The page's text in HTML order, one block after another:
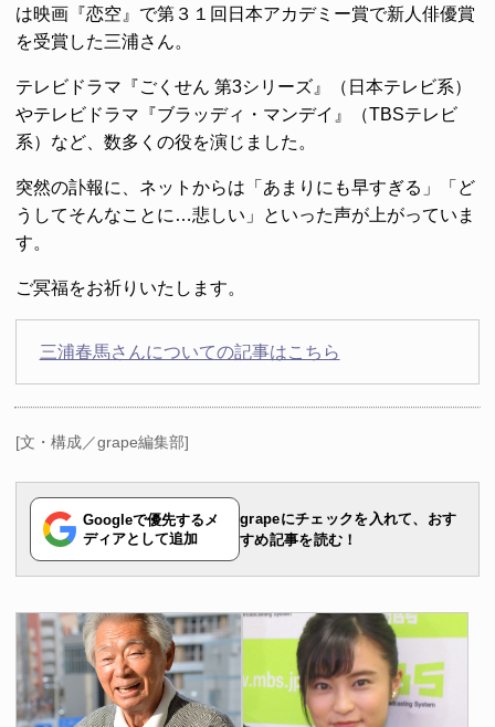
は映画『恋空』で第３１回日本アカデミー賞で新人俳優賞
を受賞した三浦さん。
テレビドラマ『ごくせん 第3シリーズ』（日本テレビ系）
やテレビドラマ『ブラッディ・マンデイ』（TBSテレビ
系）など、数多くの役を演じました。
突然の訃報に、ネットからは「あまりにも早すぎる」「ど
うしてそんなことに…悲しい」といった声が上がっていま
す。
ご冥福をお祈りいたします。
三浦春馬さんについての記事はこちら
[文・構成／grape編集部]
Googleで優先するメ
ディアとして追加
grapeにチェックを入れて、おす
すめ記事を読む！